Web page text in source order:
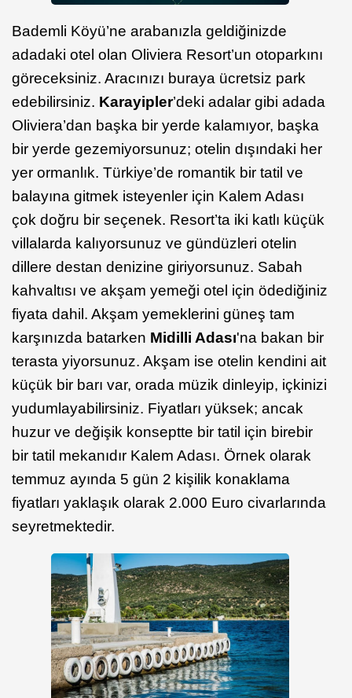
Bademli Köyü’ne arabanızla geldiğinizde
adadaki otel olan Oliviera Resort’un otoparkını
göreceksiniz. Aracınızı buraya ücretsiz park
edebilirsiniz. Karayipler’deki adalar gibi adada
Oliviera’dan başka bir yerde kalamıyor, başka
bir yerde gezemiyorsunuz; otelin dışındaki her
yer ormanlık. Türkiye’de romantik bir tatil ve
balayına gitmek isteyenler için Kalem Adası
çok doğru bir seçenek. Resort’ta iki katlı küçük
villalarda kalıyorsunuz ve gündüzleri otelin
dillere destan denizine giriyorsunuz. Sabah
kahvaltısı ve akşam yemeği otel için ödediğiniz
fiyata dahil. Akşam yemeklerini güneş tam
karşınızda batarken Midilli Adası'na bakan bir
terasta yiyorsunuz. Akşam ise otelin kendini ait
küçük bir barı var, orada müzik dinleyip, içkinizi
yudumlayabilirsiniz. Fiyatları yüksek; ancak
huzur ve değişik konseptte bir tatil için birebir
bir tatil mekanıdır Kalem Adası. Örnek olarak
temmuz ayında 5 gün 2 kişilik konaklama
fiyatları yaklaşık olarak 2.000 Euro civarlarında
seyretmektedir.